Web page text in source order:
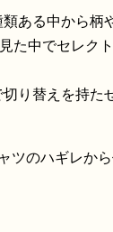
ある中から柄
た中でセレク
り替えを持た
ツのハギレか